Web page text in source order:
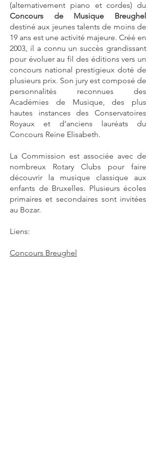
(alternativement piano et cordes) du
Concours de Musique Breughel
destiné aux jeunes talents de moins de
19 ans est une activité majeure. Créé en
2003, il a connu un succès grandissant
pour évoluer au fil des éditions vers un
concours national prestigieux doté de
plusieurs prix. Son jury est composé de
personnalités reconnues des
Académies de Musique, des plus
hautes instances des Conservatoires
Royaux et d’anciens lauréats du
Concours Reine Elisabeth.
La Commission est associée avec de
nombreux Rotary Clubs pour faire
découvrir la musique classique aux
enfants de Bruxelles. Plusieurs écoles
primaires et secondaires sont invitées
au Bozar.
Liens:
Concours Breughel